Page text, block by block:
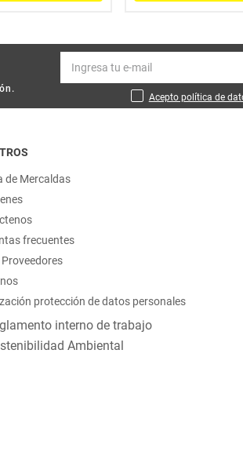
Acepto política de
de Mercaldas
frecuentes
protección de datos personales
interno de trabajo
Ambiental